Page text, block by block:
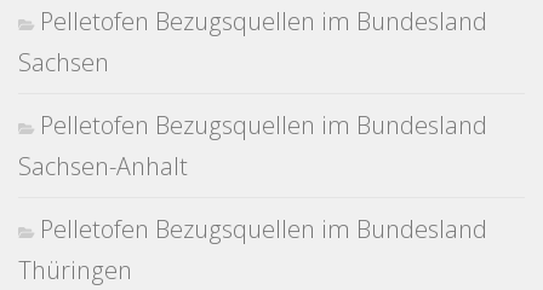
Pelletofen Bezugsquellen im Bundesland
Sachsen
Pelletofen Bezugsquellen im Bundesland
Sachsen-Anhalt
Pelletofen Bezugsquellen im Bundesland
Thüringen